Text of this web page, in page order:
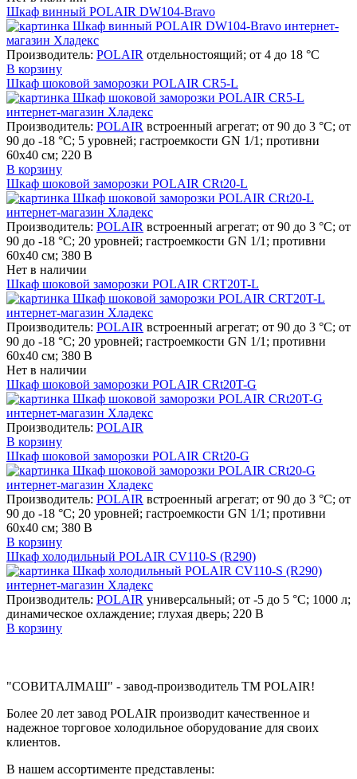
Шкаф винный POLAIR DW104-Bravo
Производитель: POLAIR отдельностоящий; от 4 до 18 °C
В корзину
Шкаф шоковой заморозки POLAIR CR5-L
Производитель: POLAIR встроенный агрегат; от 90 до 3 °С; от
90 до -18 °С; 5 уровней; гастроемкости GN 1/1; противни
60х40 см; 220 В
В корзину
Шкаф шоковой заморозки POLAIR CRt20-L
Производитель: POLAIR встроенный агрегат; от 90 до 3 °С; от
90 до -18 °С; 20 уровней; гастроемкости GN 1/1; противни
60х40 см; 380 В
Нет в наличии
Шкаф шоковой заморозки POLAIR CRT20T-L
Производитель: POLAIR встроенный агрегат; от 90 до 3 °С; от
90 до -18 °С; 20 уровней; гастроемкости GN 1/1; противни
60х40 см; 380 В
Нет в наличии
Шкаф шоковой заморозки POLAIR CRt20T-G
Производитель: POLAIR
В корзину
Шкаф шоковой заморозки POLAIR CRt20-G
Производитель: POLAIR встроенный агрегат; от 90 до 3 °С; от
90 до -18 °С; 20 уровней; гастроемкости GN 1/1; противни
60х40 см; 380 В
В корзину
Шкаф холодильный POLAIR CV110-S (R290)
Производитель: POLAIR универсальный; от -5 до 5 °C; 1000 л;
динамическое охлаждение; глухая дверь; 220 В
В корзину
"СОВИТАЛМАШ" - завод-производитель TM POLAIR!
Более 20 лет завод POLAIR производит качественное и
надежное торговое холодильное оборудование для своих
клиентов.
В нашем ассортименте представлены: